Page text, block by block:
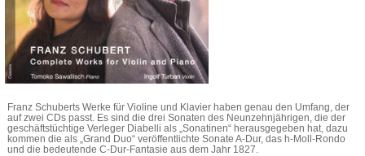
Franz Schuberts Werke für Violine und Klavier haben genau den Umfang, der
auf zwei CDs passt. Es sind die drei Sonaten des Neunzehnjährigen, die der
geschäftstüchtige Verleger Diabelli als „Sonatinen“ herausgegeben hat, dazu
kommen die als „Grand Duo“ veröffentlichte Sonate A-Dur, das h-Moll-Rondo
und die bedeutende C-Dur-Fantasie aus dem Jahr 1827.